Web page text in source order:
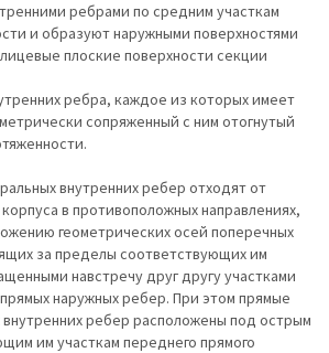
ребрами по средним участкам
и образуют наружными поверхностями
плоские поверхности секции
ребра, каждое из которых имеет
сопряженный с ним отогнутый
внутренних ребер отходят от
в противоположных направлениях,
геометрических осей поперечных
за пределы соответствующих им
навстречу друг другу участками
наружных ребер. При этом прямые
внутренних ребер расположены под острым
им участкам переднего прямого